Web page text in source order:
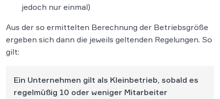
jedoch nur einmal)
Aus der so ermittelten Berechnung der Betriebsgröße
ergeben sich dann die jeweils geltenden Regelungen. So
gilt:
Ein Unternehmen gilt als Kleinbetrieb, sobald es
regelmüßig 10 oder weniger Mitarbeiter